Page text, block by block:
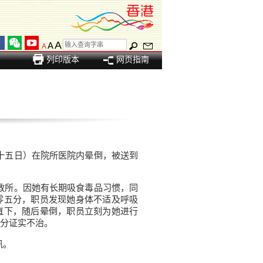
AAA
列印版本 网页指南
日）在院所医院内晕倒，被送到
。因她有长期吸食毒品习惯，同
分，职员发现她身体不适及呼吸
，随后晕倒，职员立刻为她进行
证实不治。